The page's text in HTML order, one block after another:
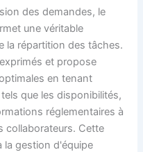
des demandes, le
une véritable
la répartition des tâches.
et propose
en tenant
que les disponibilités,
réglementaires à
collaborateurs. Cette
la gestion d'équipe